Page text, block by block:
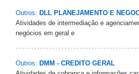
Outros: DLL PLANEJAMENTO E
Atividades de intermediação e
negócios em geral e
Outros: DMM - CREDITO GERAL